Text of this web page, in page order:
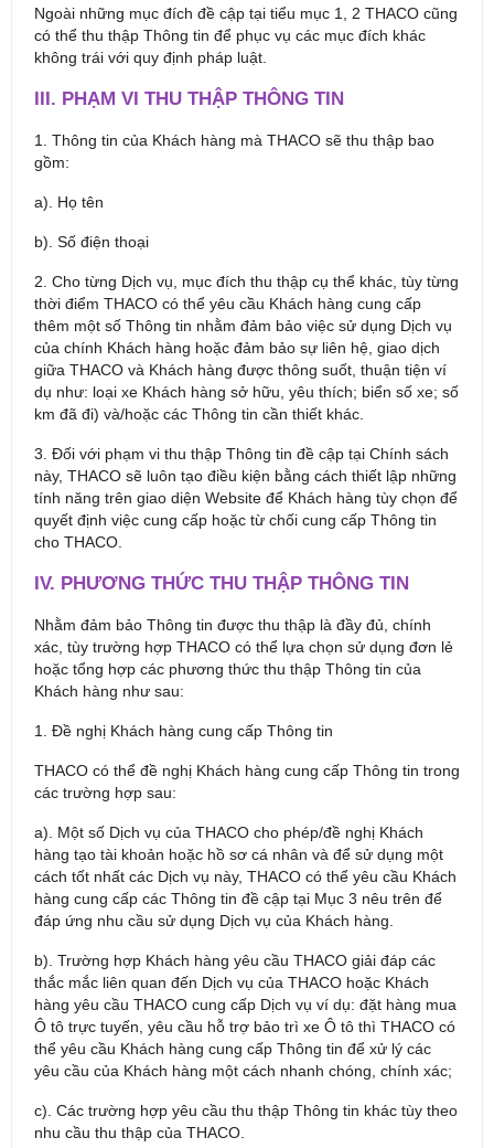
Ngoài những mục đích đề cập tại tiểu mục 1, 2 THACO cũng
có thể thu thập Thông tin để phục vụ các mục đích khác
không trái với quy định pháp luật.
III. PHẠM VI THU THẬP THÔNG TIN
1. Thông tin của Khách hàng mà THACO sẽ thu thập bao
gồm:
a). Họ tên
b). Số điện thoại
2. Cho từng Dịch vụ, mục đích thu thập cụ thể khác, tùy từng
thời điểm THACO có thể yêu cầu Khách hàng cung cấp
thêm một số Thông tin nhằm đảm bảo việc sử dụng Dịch vụ
của chính Khách hàng hoặc đảm bảo sự liên hệ, giao dịch
giữa THACO và Khách hàng được thông suốt, thuận tiện ví
dụ như: loại xe Khách hàng sở hữu, yêu thích; biển số xe; số
km đã đi) và/hoặc các Thông tin cần thiết khác.
3. Đối với phạm vi thu thập Thông tin đề cập tại Chính sách
này, THACO sẽ luôn tạo điều kiện bằng cách thiết lập những
tính năng trên giao diện Website để Khách hàng tùy chọn để
quyết định việc cung cấp hoặc từ chối cung cấp Thông tin
cho THACO.
IV. PHƯƠNG THỨC THU THẬP THÔNG TIN
Nhằm đảm bảo Thông tin được thu thập là đầy đủ, chính
xác, tùy trường hợp THACO có thể lựa chọn sử dụng đơn lẻ
hoặc tổng hợp các phương thức thu thập Thông tin của
Khách hàng như sau:
1. Đề nghị Khách hàng cung cấp Thông tin
THACO có thể đề nghị Khách hàng cung cấp Thông tin trong
các trường hợp sau:
a). Một số Dịch vụ của THACO cho phép/đề nghị Khách
hàng tạo tài khoản hoặc hồ sơ cá nhân và để sử dụng một
cách tốt nhất các Dịch vụ này, THACO có thể yêu cầu Khách
hàng cung cấp các Thông tin đề cập tại Mục 3 nêu trên để
đáp ứng nhu cầu sử dụng Dịch vụ của Khách hàng.
b). Trường hợp Khách hàng yêu cầu THACO giải đáp các
thắc mắc liên quan đến Dịch vụ của THACO hoặc Khách
hàng yêu cầu THACO cung cấp Dịch vụ ví dụ: đặt hàng mua
Ô tô trực tuyến, yêu cầu hỗ trợ bảo trì xe Ô tô thì THACO có
thể yêu cầu Khách hàng cung cấp Thông tin để xử lý các
yêu cầu của Khách hàng một cách nhanh chóng, chính xác;
c). Các trường hợp yêu cầu thu thập Thông tin khác tùy theo
nhu cầu thu thập của THACO.